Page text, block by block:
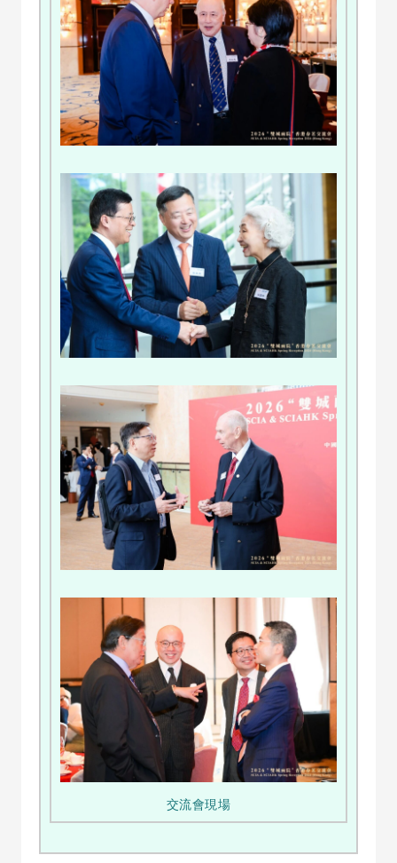
交流會現場